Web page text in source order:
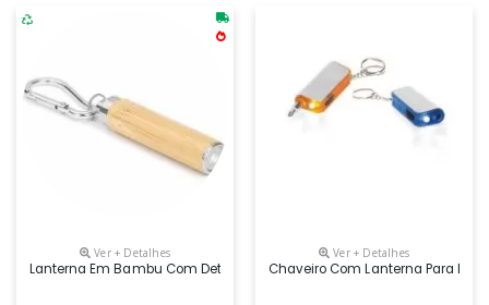
Ver + Detalhes
Lanterna Em Bambu Com Detalhes Em Metal E Iluminação Em Led
Ver + Detalhes
Chaveiro Com Lanterna Para